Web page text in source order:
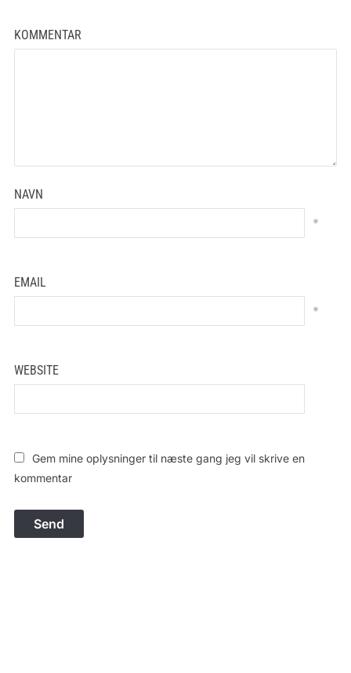
KOMMENTAR
NAVN
*
EMAIL
*
WEBSITE
Gem mine oplysninger til næste gang jeg vil skrive en
kommentar